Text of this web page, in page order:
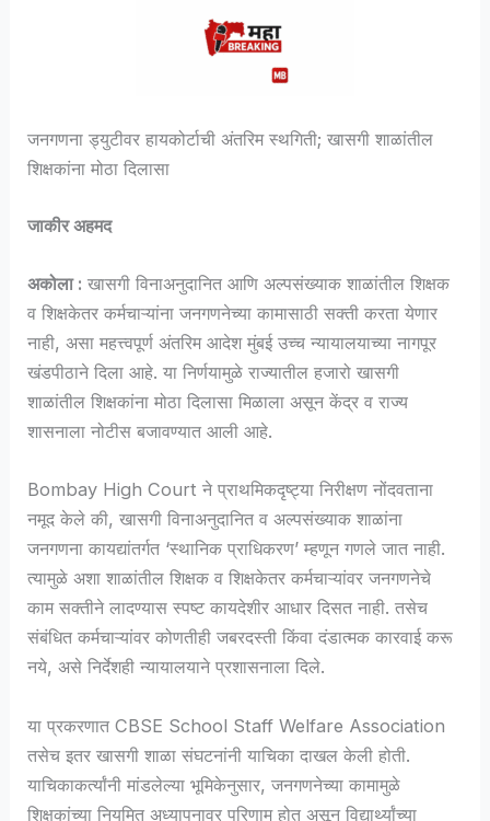
जनगणना ड्युटीवर हायकोर्टाची अंतरिम स्थगिती; खासगी शाळांतील
शिक्षकांना मोठा दिलासा
जाकीर अहमद
अकोला : खासगी विनाअनुदानित आणि अल्पसंख्याक शाळांतील शिक्षक
व शिक्षकेतर कर्मचाऱ्यांना जनगणनेच्या कामासाठी सक्ती करता येणार
नाही, असा महत्त्वपूर्ण अंतरिम आदेश मुंबई उच्च न्यायालयाच्या नागपूर
खंडपीठाने दिला आहे. या निर्णयामुळे राज्यातील हजारो खासगी
शाळांतील शिक्षकांना मोठा दिलासा मिळाला असून केंद्र व राज्य
शासनाला नोटीस बजावण्यात आली आहे.
Bombay High Court ने प्राथमिकदृष्ट्या निरीक्षण नोंदवताना
नमूद केले की, खासगी विनाअनुदानित व अल्पसंख्याक शाळांना
जनगणना कायद्यांतर्गत ‘स्थानिक प्राधिकरण’ म्हणून गणले जात नाही.
त्यामुळे अशा शाळांतील शिक्षक व शिक्षकेतर कर्मचाऱ्यांवर जनगणनेचे
काम सक्तीने लादण्यास स्पष्ट कायदेशीर आधार दिसत नाही. तसेच
संबंधित कर्मचाऱ्यांवर कोणतीही जबरदस्ती किंवा दंडात्मक कारवाई करू
नये, असे निर्देशही न्यायालयाने प्रशासनाला दिले.
या प्रकरणात CBSE School Staff Welfare Association
तसेच इतर खासगी शाळा संघटनांनी याचिका दाखल केली होती.
याचिकाकर्त्यांनी मांडलेल्या भूमिकेनुसार, जनगणनेच्या कामामुळे
शिक्षकांच्या नियमित अध्यापनावर परिणाम होत असून विद्यार्थ्यांच्या